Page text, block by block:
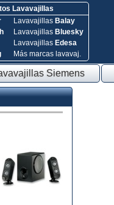
Lavavajillas
Lavavajillas Balay
Lavavajillas Bluesky
Lavavajillas Edesa
Más marcas lavavaj.
Siemens